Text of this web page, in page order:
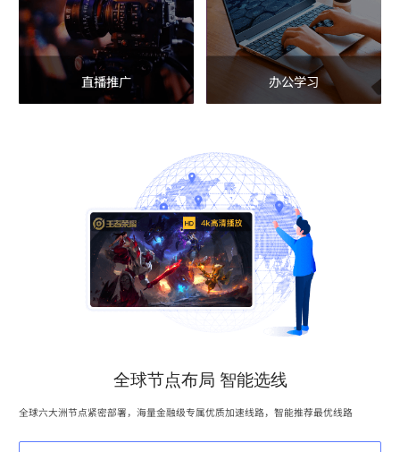
直播推广 办公学习
全球节点布局 智能选线
全球六大洲节点紧密部署，海量金融级专属优质加速线路，智能推荐最优线路